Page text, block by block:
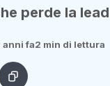
perde la
anni fa2 min di lettura